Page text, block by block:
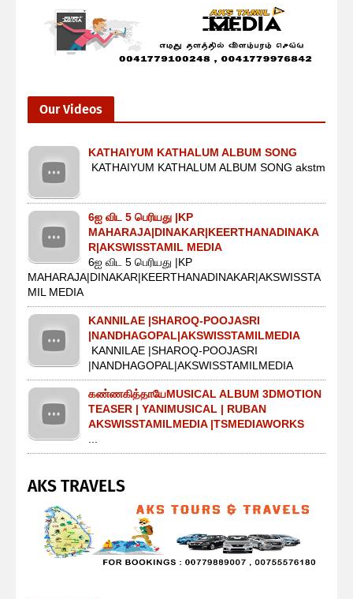
Our Videos
KATHAIYUM KATHALUM ALBUM SONG
KATHAIYUM KATHALUM ALBUM SONG akstm
6ஐ விட 5 பெரியது |KP
MAHARAJA|DINAKAR|KEERTHANADINAKA
R|AKSWISSTAMIL MEDIA
6ஐ விட 5 பெரியது |KP
MAHARAJA|DINAKAR|KEERTHANADINAKAR|AKSWISSTA
MIL MEDIA
KANNILAE |SHAROQ-POOJASRI
|NANDHAGOPAL|AKSWISSTAMILMEDIA
KANNILAE |SHAROQ-POOJASRI
|NANDHAGOPAL|AKSWISSTAMILMEDIA
கண்ணகித்தாயேMUSICAL ALBUM 3DMOTION
TEASER | YANIMUSICAL | RUBAN
AKSWISSTAMILMEDIA |TSMEDIAWORKS
...
AKS TRAVELS